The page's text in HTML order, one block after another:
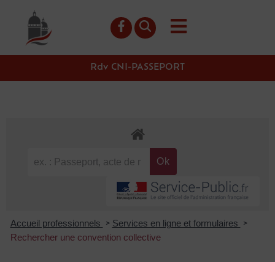
principal
Rdv CNI-PASSEPORT
Accueil professionnels > Services en ligne et formulaires >
Rechercher une convention collective